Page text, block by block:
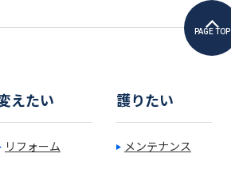
PAGE TOP
えたい
リフォーム
護りたい
メンテナンス